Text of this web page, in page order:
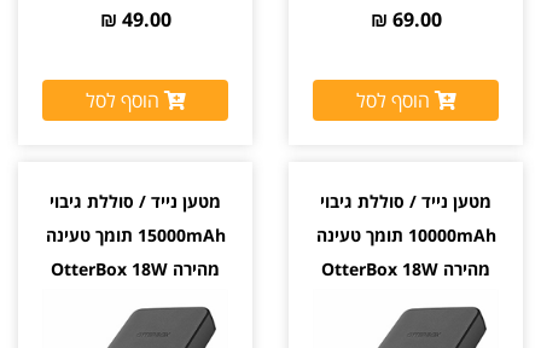
69.00 ₪
הוסף לסל
49.00 ₪
הוסף לסל
מטען נייד / סוללת גיבוי
10000mAh תומך טעינה
מהירה OtterBox 18W
מטען נייד / סוללת גיבוי
15000mAh תומך טעינה
מהירה OtterBox 18W